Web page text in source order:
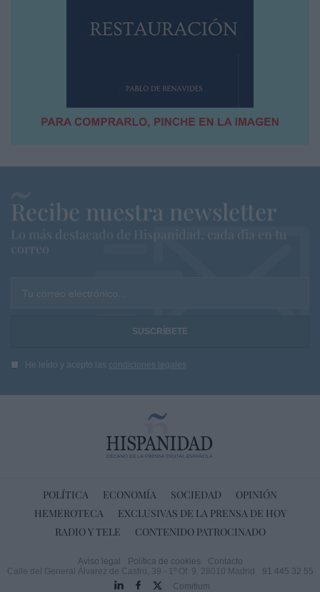
Recibe nuestra newsletter
Lo más destacado de Hispanidad, cada dia en tu
correo
Tu correo electrónico...
He leído y acepto las condiciones legales
POLÍTICA ECONOMÍA SOCIEDAD
OPINIÓN
HEMEROTECA
EXCLUSIVAS DE LA PRENSA DE HOY
RADIO Y TELE
CONTENIDO PATROCINADO
Aviso legal Política de cookies
Contacto
Calle del General Álvarez de Castro, 39 - 1º Of. 9. 28010 Madrid
91 445 32 55
Comitium